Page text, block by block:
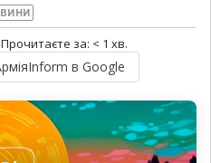
Прочитаєте за: < 1 хв.
в Google